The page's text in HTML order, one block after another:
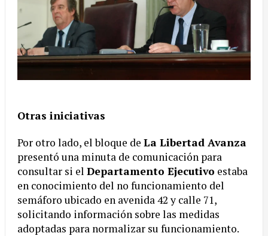
Otras iniciativas
Por otro lado, el bloque de La Libertad Avanza
presentó una minuta de comunicación para
consultar si el Departamento Ejecutivo estaba
en conocimiento del no funcionamiento del
semáforo ubicado en avenida 42 y calle 71,
solicitando información sobre las medidas
adoptadas para normalizar su funcionamiento.